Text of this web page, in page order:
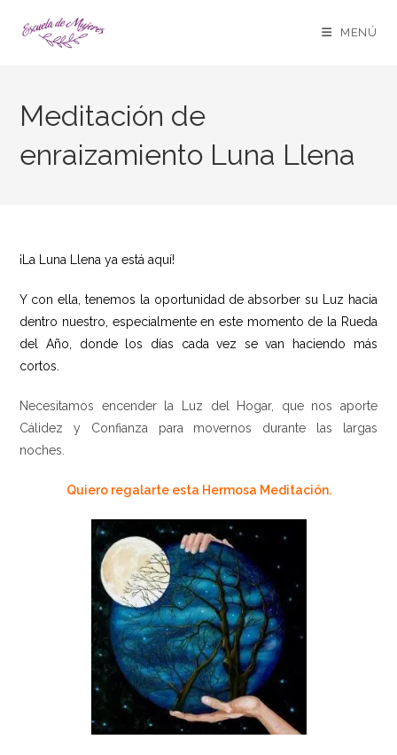
MENÚ
Meditación de
enraizamiento Luna Llena
¡La Luna Llena ya está aquí!
Y con ella, tenemos la oportunidad de absorber su Luz hacia
dentro nuestro, especialmente en este momento de la Rueda
del Año, donde los días cada vez se van haciendo más
cortos.
Necesitamos encender la Luz del Hogar, que nos aporte
Cálidez y Confianza para movernos durante las largas
noches.
Quiero regalarte esta Hermosa Meditación.